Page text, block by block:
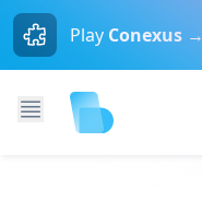
Play Conexus →